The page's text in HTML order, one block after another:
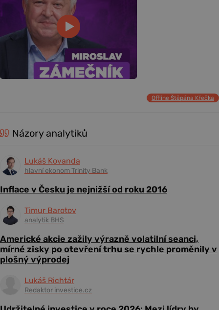
Offline Štěpána Křečka
Názory analytiků
Lukáš Kovanda
hlavní ekonom Trinity Bank
Inflace v Česku je nejnižší od roku 2016
Timur Barotov
analytik BHS
Americké akcie zažily výrazně volatilní seanci,
mírné zisky po otevření trhu se rychle proměnily v
plošný výprodej
Lukáš Richtár
Redaktor investice.cz